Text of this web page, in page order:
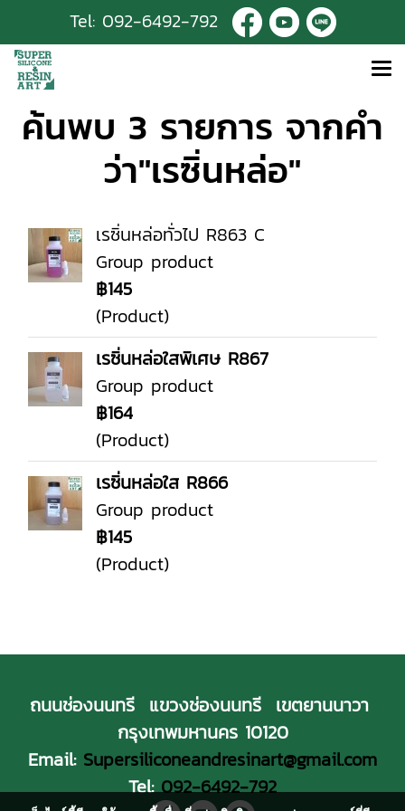
Tel: 092-6492-792
ค้นพบ 3 รายการ จากคำ
ว่า"เรซิ่นหล่อ"
เรซิ่นหล่อทั่วไป R863 C
Group product
฿145
(Product)
เรซิ่นหล่อใสพิเศษ R867
Group product
฿164
(Product)
เรซิ่นหล่อใส R866
Group product
฿145
(Product)
ถนนช่องนนทรี แขวงช่องนนทรี เขตยานนาวา
กรุงเทพมหานคร 10120
Email: Supersiliconeandresinart@gmail.com
Tel:092-6492-792